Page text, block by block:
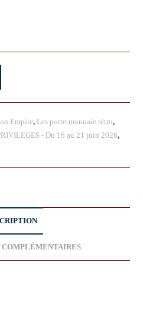
Empire, Les porte-monnaie rétro,
- Du 16 au 21 juin 2026,